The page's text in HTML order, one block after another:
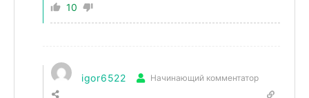
10
igor6522 Начинающий комментатор